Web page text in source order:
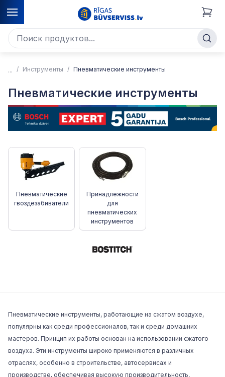
Инструменты Пневматические инструменты
Пневматические инструменты
Пневматические
гвоздезабиватели
Принадлежности
для
пневматических
инструментов
Пневматические инструменты, работающие на сжатом воздухе,
популярны как среди профессионалов, так и среди домашних
мастеров. Принцип их работы основан на использовании сжатого
воздуха. Эти инструменты широко применяются в различных
отраслях, особенно в строительстве, автосервисах и
производстве, обеспечивая высокую производительность,